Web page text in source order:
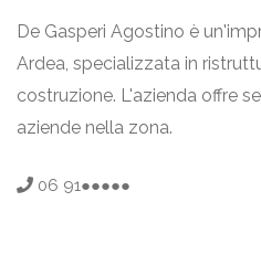
De Gasperi Agostino è
Ardea, specializzata in
costruzione. L'azienda offre
aziende nella zona.
06 91●●●●●